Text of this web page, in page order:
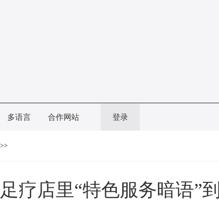
多语言 合作网站 登录
>>
足疗店里“特色服务暗语”